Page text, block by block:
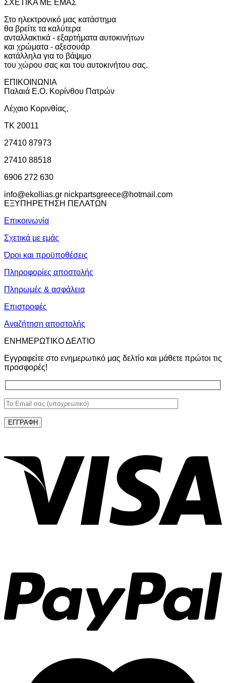
ΣΧΕΤΙΚΑ ΜΕ ΕΜΑΣ
Στο ηλεκτρονικό μας κατάστημα
θα βρείτε τα καλύτερα
ανταλλακτικά - εξαρτήματα αυτοκινήτων
και χρώματα - αξεσουάρ
κατάλληλα για το βάψιμο
του χώρου σας και του αυτοκινήτου σας.
ΕΠΙΚΟΙΝΩΝΙΑ
Παλαιά Ε.Ο. Κορίνθου Πατρών
Λέχαιο Κορινθίας,
ΤΚ 20011
27410 87973
27410 88518
6906 272 630
info@ekollias.gr nickpartsgreece@hotmail.com
ΕΞΥΠΗΡΕΤΗΣΗ ΠΕΛΑΤΩΝ
Επικοινωνία
Σχετικά με εμάς
Όροι και προϋποθέσεις
Πληροφορίες αποστολής
Πληρωμές & ασφάλεια
Επιστροφές
Αναζήτηση αποστολής
ΕΝΗΜΕΡΩΤΙΚΟ ΔΕΛΤΙΟ
Εγγραφείτε στο ενημερωτικό μας δελτίο και μάθετε πρώτοι τις
προσφορές!